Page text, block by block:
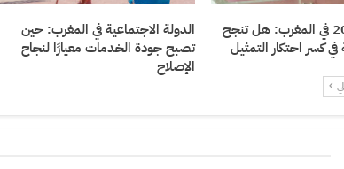
انتخابات 2026 في المغرب: هل تنجح
كسر احتكار التمثيل
الدولة الاجتماعية في المغرب: حين
تصبح جودة الخدمات معيارًا لنجاح
الإصلاح